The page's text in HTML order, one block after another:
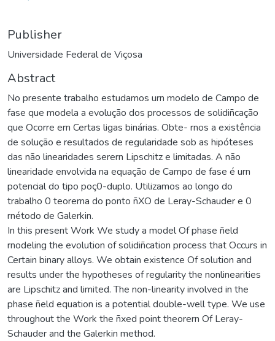
Publisher
Universidade Federal de Viçosa
Abstract
No presente trabalho estudamos urn modelo de Campo de
fase que modela a evolução dos processos de solidiñcação
que Ocorre ern Certas ligas binárias. Obte- rnos a existência
de solução e resultados de regularidade sob as hipóteses
das não linearidades serern Lipschitz e limitadas. A não
linearidade envolvida na equação de Campo de fase é urn
potencial do tipo poç0-duplo. Utilizamos ao longo do
trabalho 0 teorerna do ponto ñXO de Leray-Schauder e 0
rnétodo de Galerkin.
In this present Work We study a model Of phase ñeld
rnodeling the evolution of solidiñcation process that Occurs in
Certain binary alloys. We obtain existence Of solution and
results under the hypotheses of regularity the nonlinearities
are Lipschitz and limited. The non-linearity involved in the
phase ñeld equation is a potential double-well type. We use
throughout the Work the ñxed point theorern Of Leray-
Schauder and the Galerkin method.